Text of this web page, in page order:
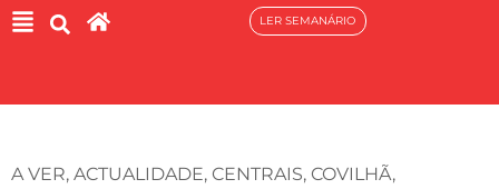
LER SEMANÁRIO
A VER, ACTUALIDADE, CENTRAIS, COVILHÃ,